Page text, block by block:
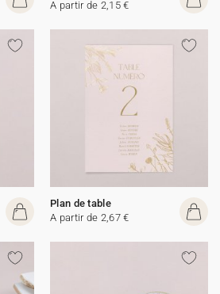
A partir de 2,15 €
Plan de table
A partir de 2,67 €